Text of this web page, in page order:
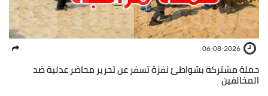
06-08-2026
حملة مشتركة بشواطئ نفزة تسفر عن تحرير محاضر عدلية ضد
المخالفين